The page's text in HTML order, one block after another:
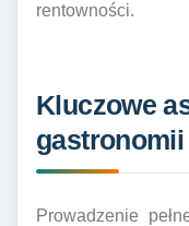
rentowności.
Kluczowe
gastronomii
Prowadzenie